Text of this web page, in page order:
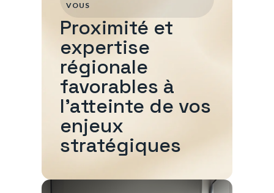
VOUS
Proximité et
expertise
régionale
favorables à
l'atteinte de vos
enjeux
stratégiques